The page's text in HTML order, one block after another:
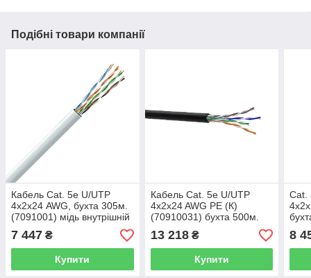
Подібні товари компанії
Кабель Cat. 5e U/UTP
4х2х24 AWG, бухта 305м.
(7091001) мідь внутрішній
ЗЗКМ
7 447 ₴
Купити
Кабель Cat. 5e U/UTP
4x2x24 AWG PE (К)
(70910031) бухта 500м.
мідь зовнішній ЗЗКМ
13 218₴
Купити
Cat.
8